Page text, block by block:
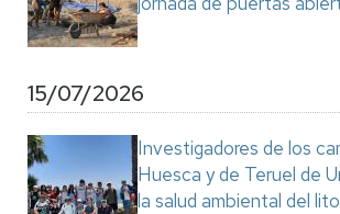
15/07/2026
Investigadores de los
Huesca y de Teruel de
la salud ambiental del